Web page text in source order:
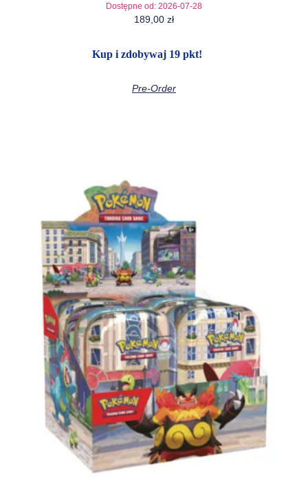
Dostępne od: 2026-07-28
189,00 zł
Kup i zdobywaj 19 pkt!
Pre-Order